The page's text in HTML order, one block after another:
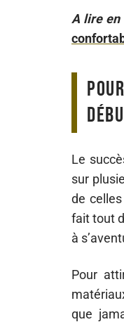
A lire en
Le
sur
de
fait tout
à
Pour
que